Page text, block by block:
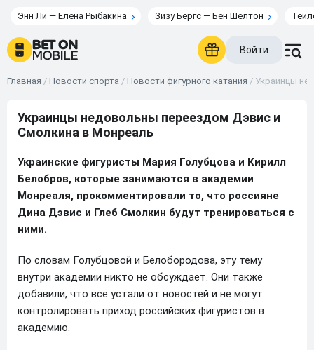
Энн Ли — Елена Рыбакина Зизу Бергс — Бен Шелтон
Войти
Главная / Новости спорта / Новости фигурного катания / Украинцы
Украинцы недовольны переездом Дэвис и
Смолкина в Монреаль
Украинские фигуристы Мария Голубцова и Кирилл
Белобров, которые занимаются в академии
Монреаля, прокомментировали то, что россияне
Дина Дэвис и Глеб Смолкин будут тренироваться с
ними.
По словам Голубцовой и Белобородова, эту тему
внутри академии никто не обсуждает. Они также
добавили, что все устали от новостей и не могут
контролировать приход российских фигуристов в
академию.